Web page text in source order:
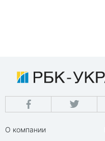
О компании